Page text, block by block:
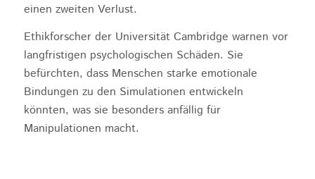
einen zweiten Verlust.
Ethikforscher der Universität Cambridge warnen vor
langfristigen psychologischen Schäden. Sie
befürchten, dass Menschen starke emotionale
Bindungen zu den Simulationen entwickeln
könnten, was sie besonders anfällig für
Manipulationen macht.